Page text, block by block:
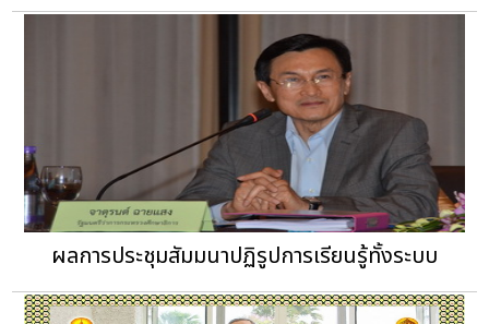
ผลการประชุมสัมมนาปฏิรูปการเรียนรู้ทั้งระบบ